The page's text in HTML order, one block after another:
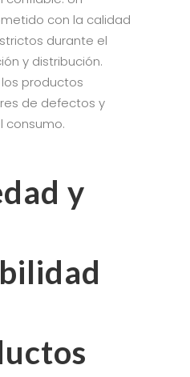
con la calidad
durante el
y distribución.
productos
de defectos y
consumo.
y